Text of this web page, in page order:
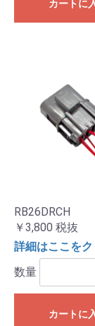
カートに
RB26DRCH
￥3,800 税抜
詳細はここをク
数量
カートに